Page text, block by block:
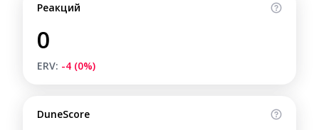
Реакций
0
ERV: -4 (0%)
DuneScore